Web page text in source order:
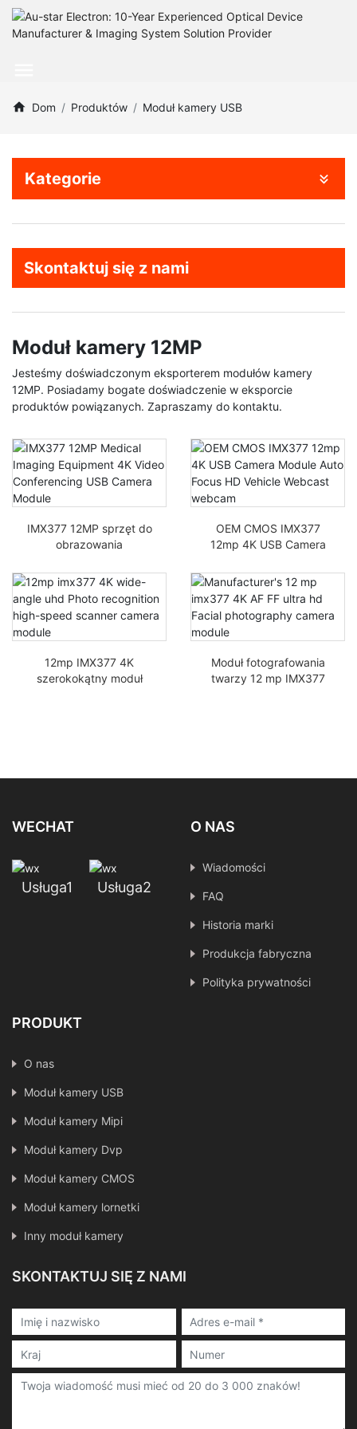
Dom Produktów Moduł kamery USB
Kategorie
Skontaktuj się z nami
Moduł kamery 12MP
Jesteśmy doświadczonym eksporterem modułów kamery
12MP. Posiadamy bogate doświadczenie w eksporcie
produktów powiązanych. Zapraszamy do kontaktu.
IMX377 12MP sprzęt do
obrazowania
kamery wideo do
konferencji USB
OEM CMOS IMX377
12mp 4K USB Camera
Kamera webcast
pojazdu
12mp IMX377 4K
szerokokątny moduł
Moduł fotografowania
twarzy 12 mp IMX377
WECHAT
Usługa1 Usługa2
O NAS
Wiadomości
FAQ
Historia marki
Produkcja fabryczna
Polityka prywatności
PRODUKT
O nas
Moduł kamery USB
Moduł kamery Mipi
Moduł kamery Dvp
Moduł kamery CMOS
Moduł kamery lornetki
Inny moduł kamery
SKONTAKTUJ SIĘ Z NAMI